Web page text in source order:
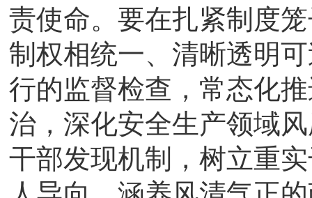
责使命。要在扎紧制度
制权相统一、清晰透明
行的监督检查，常态化
治，深化安全生产领域
干部发现机制，树立重